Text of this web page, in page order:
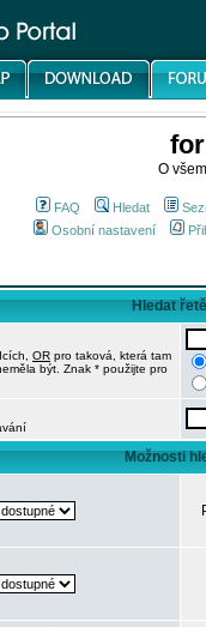
O
FAQ Hledat
Osobní nastavení
Hledat
OR pro taková, která tam
být. Znak * použijte pro
Možnosti